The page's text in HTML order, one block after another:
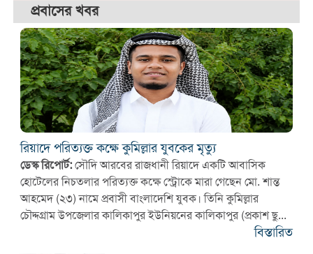
প্রবাসের খবর
রিয়াদে পরিত্যক্ত কক্ষে কুমিল্লার যুবকের মৃত্যু
ডেস্ক রিপোর্ট:সৌদি আরবের রাজধানী রিয়াদে একটি আবাসিক
হোটেলের নিচতলার পরিত্যক্ত কক্ষে স্ট্রোকে মারা গেছেন মো. শান্ত
আহমেদ (২৩) নামে প্রবাসী বাংলাদেশি যুবক। তিনি কুমিল্লার
চৌদ্দগ্রাম উপজেলার কালিকাপুর ইউনিয়নের কালিকাপুর (প্রকাশ ছু...
বিস্তারিত